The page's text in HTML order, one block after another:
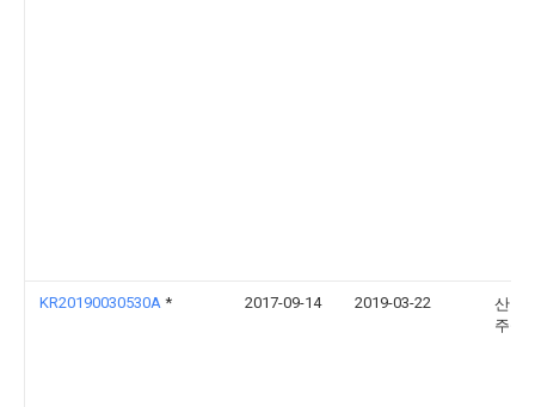
KR20190030530A * 2017-09-14 2019-03-22
산 조
주식